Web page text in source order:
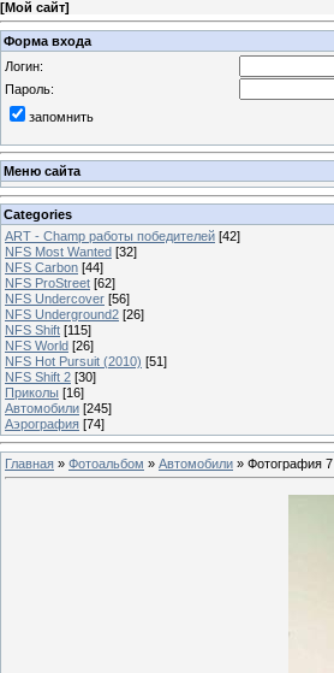
[Мой сайт]
Форма входа
Логин:
Пароль:
запомнить
Меню сайта
Categories
ART - Champ работы победителей [42]
NFS Most Wanted [32]
NFS Carbon [44]
NFS ProStreet [62]
NFS Undercover [56]
NFS Underground2 [26]
NFS Shift [115]
NFS World [26]
NFS Hot Pursuit (2010) [51]
NFS Shift 2 [30]
Приколы [16]
Автомобили [245]
Аэрография [74]
Главная » Фотоальбом » Автомобили » Фотография 7